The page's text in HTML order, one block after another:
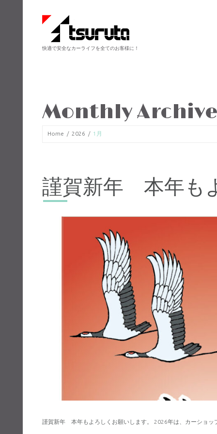
快適で安全なカーライフを全てのお客様に！
Monthly
Home 2026 1月
謹賀新年 本年も
謹賀新年 本年もよろしくお願いします。 2026年は、カーショッ